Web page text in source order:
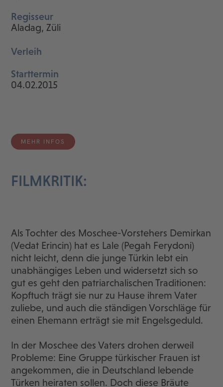
Regisseur
Aladag, Züli
Verleih
Starttermin
04.02.2015
MEHR INFOS
FILMKRITIK:
Als Tochter des Moschee-Vorstehers Demirkan
(Vedat Erincin) hat es Lale (Pegah Ferydoni)
nicht leicht, denn die junge Türkin lebt ein
unabhängiges Leben und widersetzt sich so
gut es geht den patriarchalischen Traditionen:
Kopftuch trägt sie nur zu Hause ihrem Vater
zuliebe, und auch die ständigen Vorschläge für
einen Ehemann erträgt sie mit Engelsgeduld.
In der Moschee des Vaters drohen derweil
Probleme: Eine Gruppe türkischer Frauen ist
angekommen, die in Deutschland lebende
Türken heiraten sollen. Doch diese Bräute